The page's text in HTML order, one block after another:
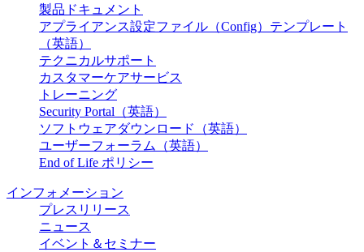
製品ドキュメント
アプライアンス設定ファイル（Config）テンプレート
（英語）
テクニカルサポート
カスタマーケアサービス
トレーニング
Security Portal（英語）
ソフトウェアダウンロード（英語）
ユーザーフォーラム（英語）
End of Life ポリシー
インフォメーション
プレスリリース
ニュース
イベント＆セミナー